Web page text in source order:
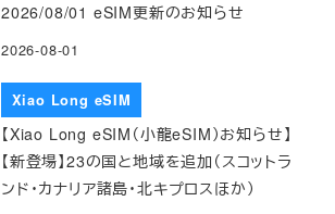
2026/08/01 eSIM更新のお知らせ
2026-08-01
Xiao Long eSIM
【Xiao Long eSIM（小龍eSIM）お知らせ】
【新登場】23の国と地域を追加（スコットラ
ンド・カナリア諸島・北キプロスほか）